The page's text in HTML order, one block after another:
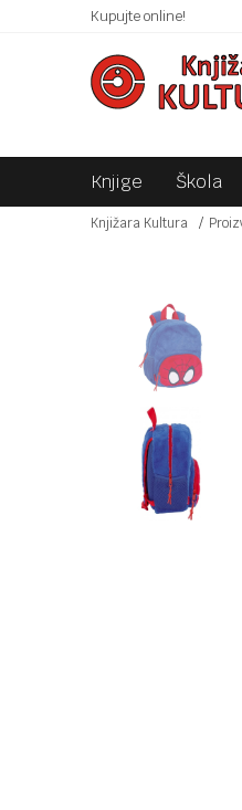
Kupujte online!
Knjige Škola
Knjižara Kultura